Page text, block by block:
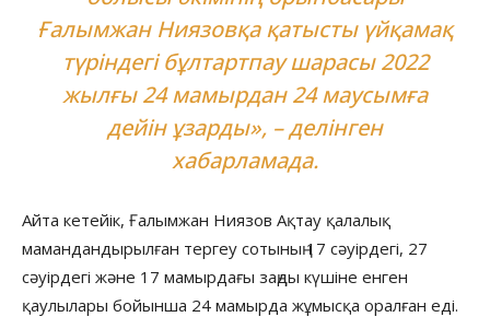
Ғалымжан Ниязовқа қатысты үйқамақ
түріндегі бұлтартпау шарасы 2022
жылғы 24 мамырдан 24 маусымға
дейін ұзарды», – делінген
хабарламада.
Айта кетейік, Ғалымжан Ниязов Ақтау қалалық
мамандандырылған тергеу сотының 17 сәуірдегі, 27
сәуірдегі және 17 мамырдағы заңды күшіне енген
қаулылары бойынша 24 мамырда жұмысқа оралған еді.